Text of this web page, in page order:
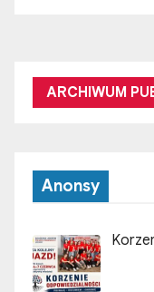
ARCHIWUM
Anonsy